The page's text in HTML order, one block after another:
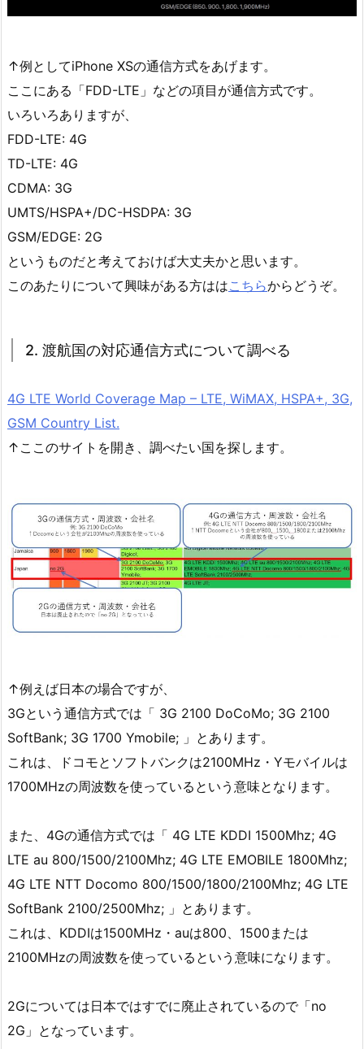
↑例としてiPhone XSの通信方式をあげます。
ここにある「FDD-LTE」などの項目が通信方式です。
いろいろありますが、
FDD-LTE: 4G
TD-LTE: 4G
CDMA: 3G
UMTS/HSPA+/DC-HSDPA: 3G
GSM/EDGE: 2G
というものだと考えておけば大丈夫かと思います。
このあたりについて興味がある方ははこちらからどうぞ。
2. 渡航国の対応通信方式について調べる
4G LTE World Coverage Map – LTE, WiMAX, HSPA+, 3G,
GSM Country List.
↑ここのサイトを開き、調べたい国を探します。
↑例えば日本の場合ですが、
3Gという通信方式では「 3G 2100 DoCoMo; 3G 2100
SoftBank; 3G 1700 Ymobile; 」とあります。
これは、ドコモとソフトバンクは2100MHz・Yモバイルは
1700MHzの周波数を使っているという意味となります。
また、4Gの通信方式では「 4G LTE KDDI 1500Mhz; 4G
LTE au 800/1500/2100Mhz; 4G LTE EMOBILE 1800Mhz;
4G LTE NTT Docomo 800/1500/1800/2100Mhz; 4G LTE
SoftBank 2100/2500Mhz; 」とあります。
これは、KDDIは1500MHz・auは800、1500または
2100MHzの周波数を使っているという意味になります。
2Gについては日本ではすでに廃止されているので「no
2G」となっています。